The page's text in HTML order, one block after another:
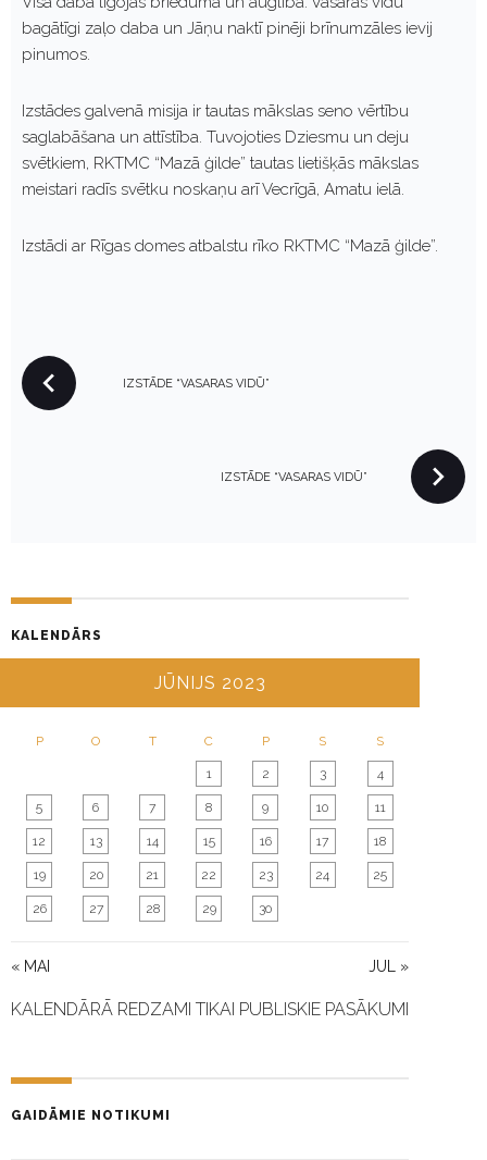
bagātīgi zaļo daba un Jāņu naktī pinēji brīnumzāles ievij
pinumos.
Izstādes galvenā misija ir tautas mākslas seno vērtību
saglabāšana un attīstība. Tuvojoties Dziesmu un deju
svētkiem, RKTMC “Mazā ģilde” tautas lietišķās mākslas
meistari radīs svētku noskaņu arī Vecrīgā, Amatu ielā.
Izstādi ar Rīgas domes atbalstu rīko RKTMC “Mazā ģilde”.
P
O
G
A
T
O
N
IZSTĀDE “VASARAS VIDŪ”
IZSTĀDE “VASARAS VIDŪ”
KALENDĀRS
JŪNIJS 2023
P O T C P S S
« MAI JUL »
1 2 3 4
5 6 7 8 9 10 11
12 13 14 15 16 17 18
19 20 21 22 23 24 25
26 27 28 29 30
KALENDĀRĀ REDZAMI TIKAI PUBLISKIE PASĀKUMI
GAIDĀMIE NOTIKUMI